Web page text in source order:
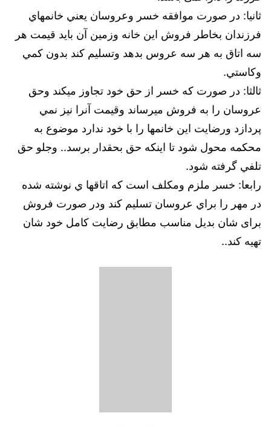
ثانيا: در صورت موافقه خسر وعروسان يعني خانمهاي
فرزندان بخاطر فروش اين خانه وزمين آن بايد قيمت هر
سه اتاق به هر سه عروس بدهد وتسليم كند بدون كمي
وكاستي.
ثالثا: در صورت كه خسر از حق خود تجاوز ميكند وحق
عروسان را به فروش ميرساند وقيمت آنرا نيز نمي
پردازد ورضايت اين خانمها را با خود ندارد موضوع به
محكمه محول شود تا اينكه حق بحقدار برسد.. وجلو حق
تلفي گرفته شود.
رابعا: خسر ملزم ومكلف است كه اتاقها ي نوشته شده
در مهر را براي عروسان تسليم كند ودر صورت فروش
برای شان بديل مناسب مطابق رضايت كامل خود شان
تهيه كند..